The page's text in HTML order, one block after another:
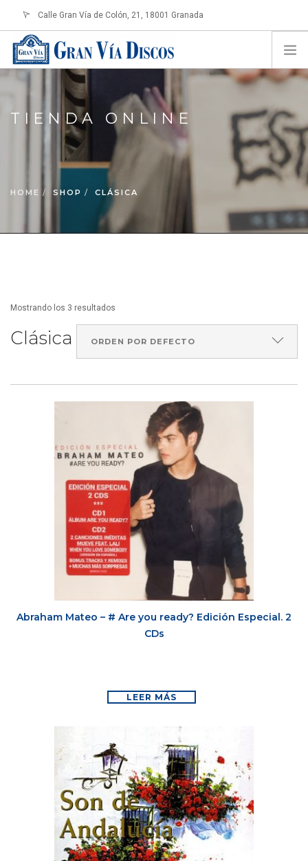
Calle Gran Vía de Colón, 21, 18001 Granada
info@granviadiscos.com
TIENDA ONLINE
SOBRE NOSOTROS
SHOPPING CART
TIENDA ONLINE
HOME SHOP CLÁSICA
Mostrando los 3 resultados
Clásica
Abraham Mateo – # Are you ready? Edición Especial. 2
CDs
LEER MÁS